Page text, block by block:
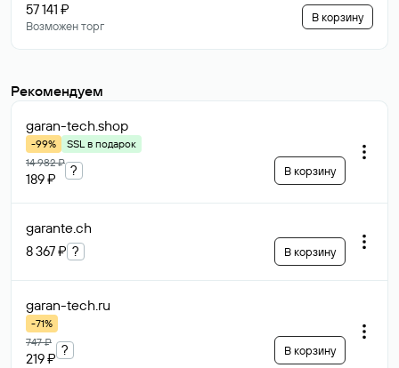
57 141 ₽
Возможен торг
В корзину
Рекомендуем
garan-tech.shop
-99%
SSL в подарок
14 982 ₽
189 ₽
? В корзину
garante.ch
8 367 ₽ ? В корзину
garan-tech.ru
-71%
747 ₽
219 ₽
? В корзину